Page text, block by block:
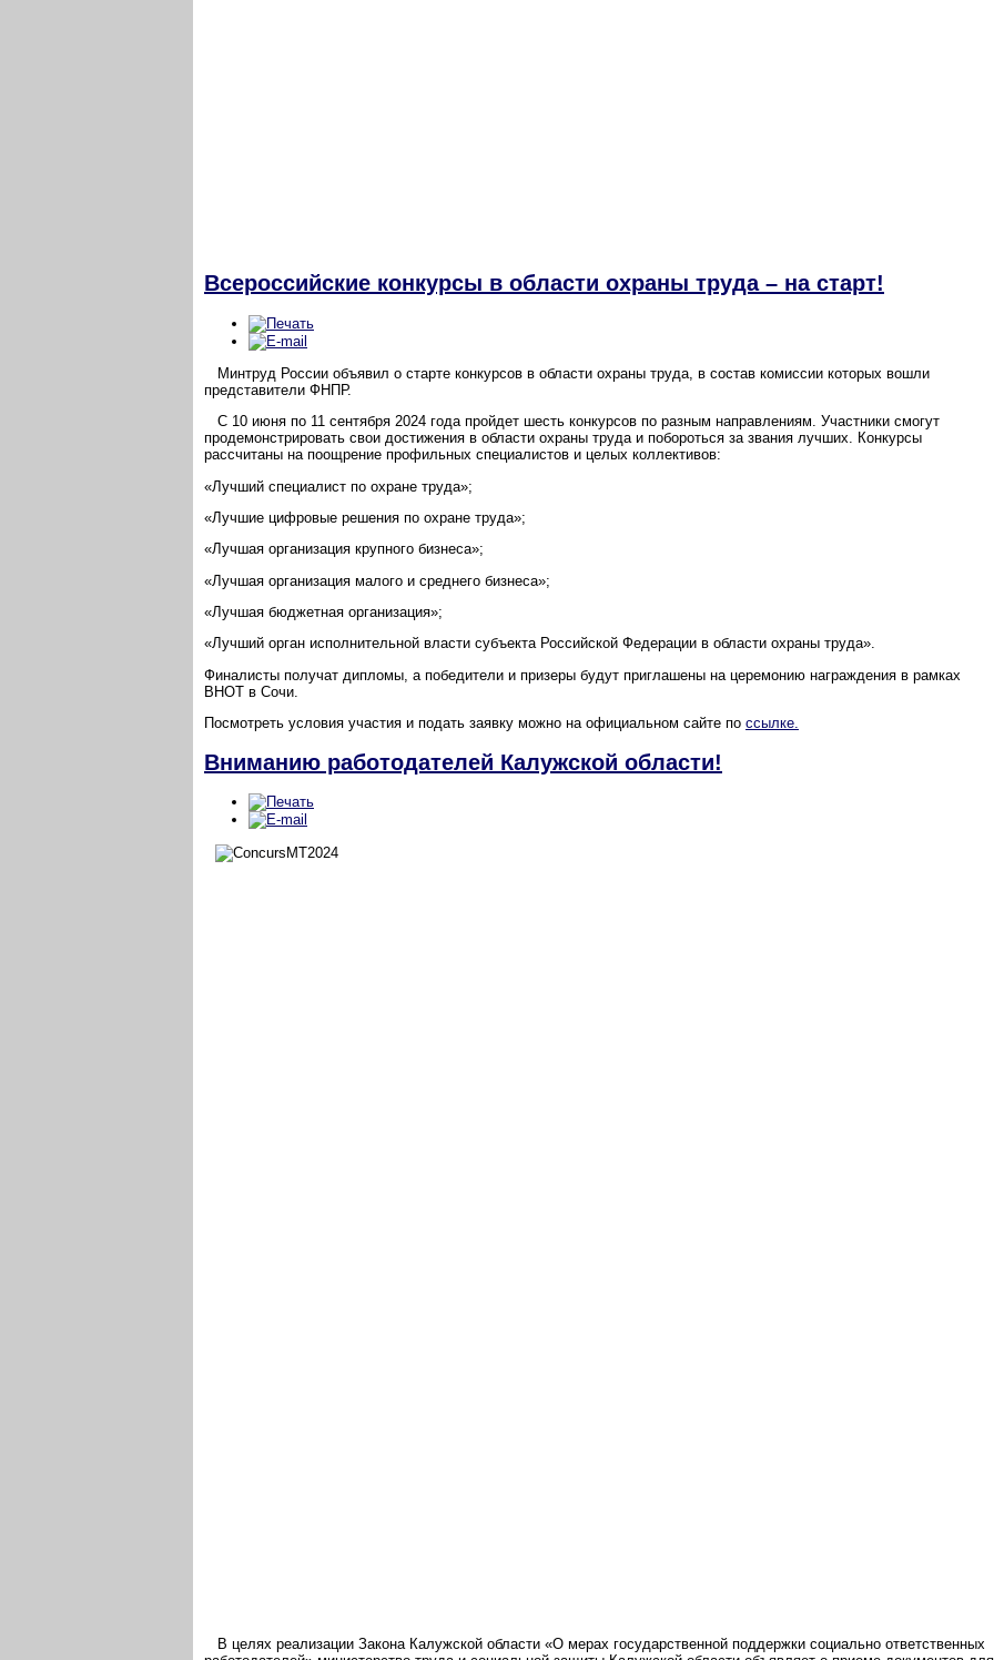
Всероссийские конкурсы в области охраны труда – на старт!
Минтруд России объявил о старте конкурсов в области охраны труда, в состав комиссии которых вошли
представители ФНПР.
С 10 июня по 11 сентября 2024 года пройдет шесть конкурсов по разным направлениям. Участники смогут
продемонстрировать свои достижения в области охраны труда и побороться за звания лучших. Конкурсы
рассчитаны на поощрение профильных специалистов и целых коллективов:
«Лучший специалист по охране труда»;
«Лучшие цифровые решения по охране труда»;
«Лучшая организация крупного бизнеса»;
«Лучшая организация малого и среднего бизнеса»;
«Лучшая бюджетная организация»;
«Лучший орган исполнительной власти субъекта Российской Федерации в области охраны труда».
Финалисты получат дипломы, а победители и призеры будут приглашены на церемонию награждения в рамках
ВНОТ в Сочи.
Посмотреть условия участия и подать заявку можно на официальном сайте по ссылке.
Вниманию работодателей Калужской области!
В целях реализации Закона Калужской области «О мерах государственной поддержки социально ответственных